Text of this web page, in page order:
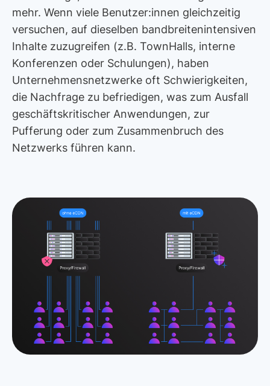
mehr. Wenn viele Benutzer:innen gleichzeitig
versuchen, auf dieselben bandbreitenintensiven
Inhalte zuzugreifen (z.B. TownHalls, interne
Konferenzen oder Schulungen), haben
Unternehmensnetzwerke oft Schwierigkeiten,
die Nachfrage zu befriedigen, was zum Ausfall
geschäftskritischer Anwendungen, zur
Pufferung oder zum Zusammenbruch des
Netzwerks führen kann.